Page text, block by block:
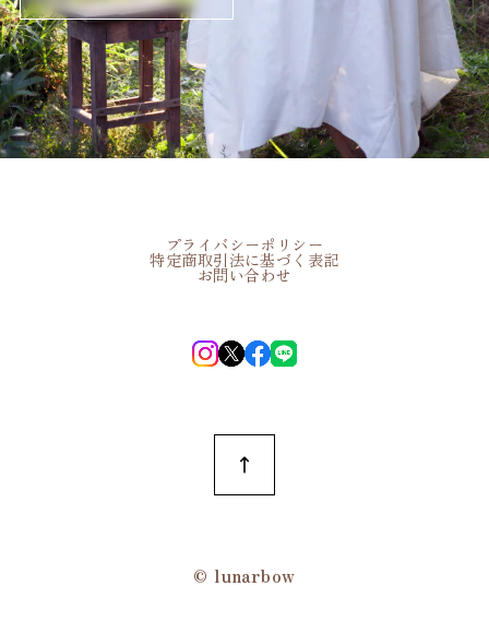
プライバシーポリシー
特定商取引法に基づく表記
お問い合わせ
©︎ lunarbow